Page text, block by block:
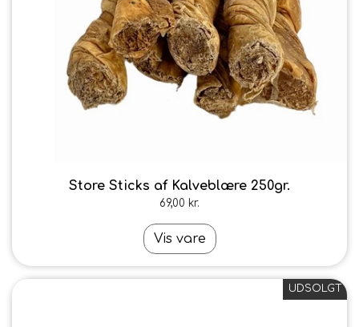
Store Sticks af Kalveblære 250gr.
69,00 kr.
Vis vare
UDSOLGT